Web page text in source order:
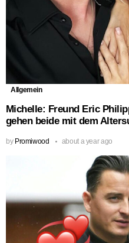
Allgemein
Michelle: Freund Eric
gehen beide mit dem
by Promiwood about a year ago